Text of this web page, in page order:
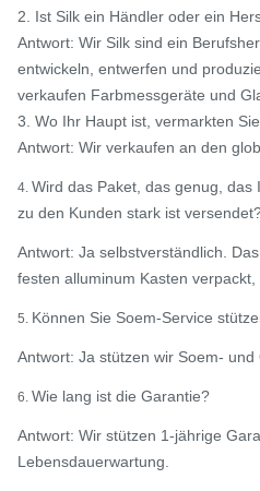
2. Ist Silk ein Händler oder ein
Antwort: Wir Silk sind ein
entwickeln, entwerfen und
verkaufen Farbmessgeräte und
3. Wo Ihr Haupt ist, vermarkten Sie.
Antwort: Wir verkaufen an den
4. Wird das Paket, das genug,
zu den Kunden stark ist
Antwort: Ja selbstverständlich.
festen alluminum Kasten verpackt,
5. Können Sie Soem-Service
Antwort: Ja stützen wir Soem- und
6. Wie lang ist die Garantie?
Antwort: Wir stützen 1-jährige
Lebensdauerwartung.